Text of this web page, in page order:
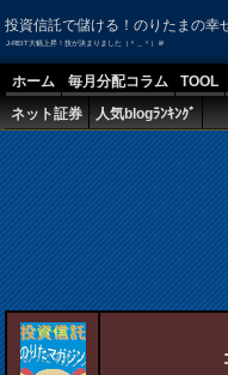
投資信託で儲ける！のりたまの幸
J-REIT大幅上昇！技が決まりました（＾＿＾）＠
ホーム 毎月分配コラム TOOL
ネット証券
人気blogﾗﾝｷﾝｸﾞ